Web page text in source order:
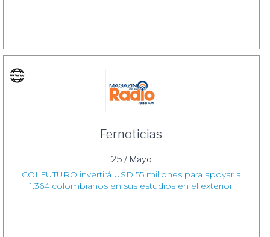
Fernoticias
25 / Mayo
COLFUTURO invertirá USD 55 millones para apoyar a
1.364 colombianos en sus estudios en el exterior